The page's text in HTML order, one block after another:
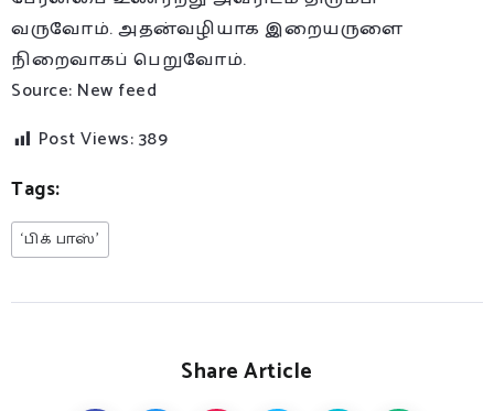
வருவோம். அதன்வழியாக இறையருளை
நிறைவாகப் பெறுவோம்.
Source: New feed
Post Views:389
Tags:
‘பிக் பாஸ்’
Share Article